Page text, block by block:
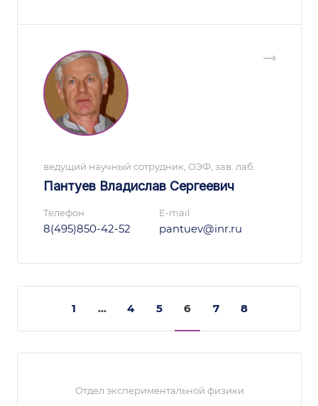
ведущий научный сотрудник, ОЭФ, зав. лаб.
Пантуев Владислав Сергеевич
Телефон
8(495)850-42-52
E-mail
pantuev@inr.ru
1 ... 4 5 6 7 8
Отдел экспериментальной физики